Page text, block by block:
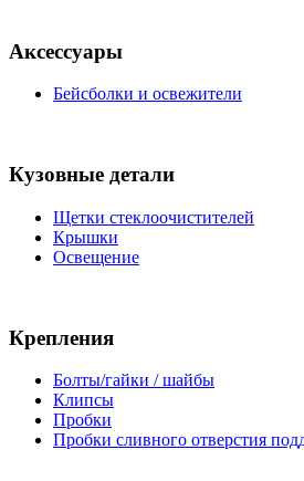
Аксессуары
Бейсболки и освежители
Кузовные детали
Щетки стеклоочистителей
Крышки
Освещение
Крепления
Болты/гайки / шайбы
Клипсы
Пробки
Пробки сливного отверстия